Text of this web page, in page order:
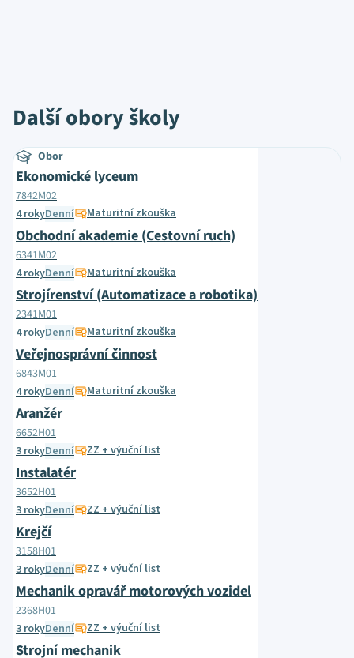
Další obory školy
Obor
Ekonomické lyceum
7842M02
4 rokyDenní Maturitní zkouška
Obchodní akademie (Cestovní ruch)
6341M02
4 rokyDenní Maturitní zkouška
Strojírenství (Automatizace a robotika)
2341M01
4 rokyDenní Maturitní zkouška
Veřejnosprávní činnost
6843M01
4 rokyDenní Maturitní zkouška
Aranžér
6652H01
3 rokyDenní ZZ + výuční list
Instalatér
3652H01
3 rokyDenní ZZ + výuční list
Krejčí
3158H01
3 rokyDenní ZZ + výuční list
Mechanik opravář motorových vozidel
2368H01
3 rokyDenní ZZ + výuční list
Strojní mechanik